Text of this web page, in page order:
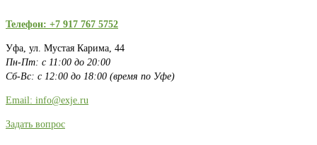
Телефон: +7 917 767 5752
Уфа, ул. Мустая Карима, 44
Пн-Пт: с 11:00 до 20:00
Сб-Вс: с 12:00 до 18:00 (время по Уфе)
Email: info@exje.ru
Задать вопрос